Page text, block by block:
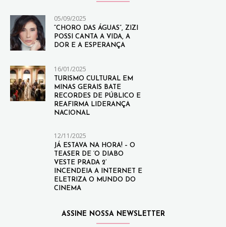
05/09/2025
“CHORO DAS ÁGUAS”, ZIZI
POSSI CANTA A VIDA, A
DOR E A ESPERANÇA
16/01/2025
TURISMO CULTURAL EM
MINAS GERAIS BATE
RECORDES DE PÚBLICO E
REAFIRMA LIDERANÇA
NACIONAL
12/11/2025
JÁ ESTAVA NA HORA! – O
TEASER DE ‘O DIABO
VESTE PRADA 2’
INCENDEIA A INTERNET E
ELETRIZA O MUNDO DO
CINEMA
ASSINE NOSSA NEWSLETTER